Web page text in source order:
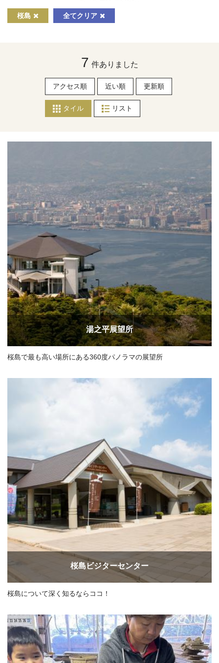
桜島 全てクリア
7 件ありました
アクセス順 近い順 更新順
タイル リスト
湯之平展望所
桜島で最も高い場所にある360度パノラマの展望所
桜島ビジターセンター
桜島について深く知るならココ！